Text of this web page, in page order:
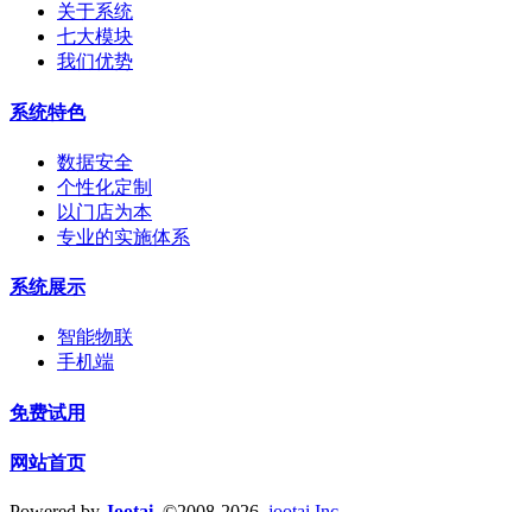
关于系统
七大模块
我们优势
系统特色
数据安全
个性化定制
以门店为本
专业的实施体系
系统展示
智能物联
手机端
免费试用
网站首页